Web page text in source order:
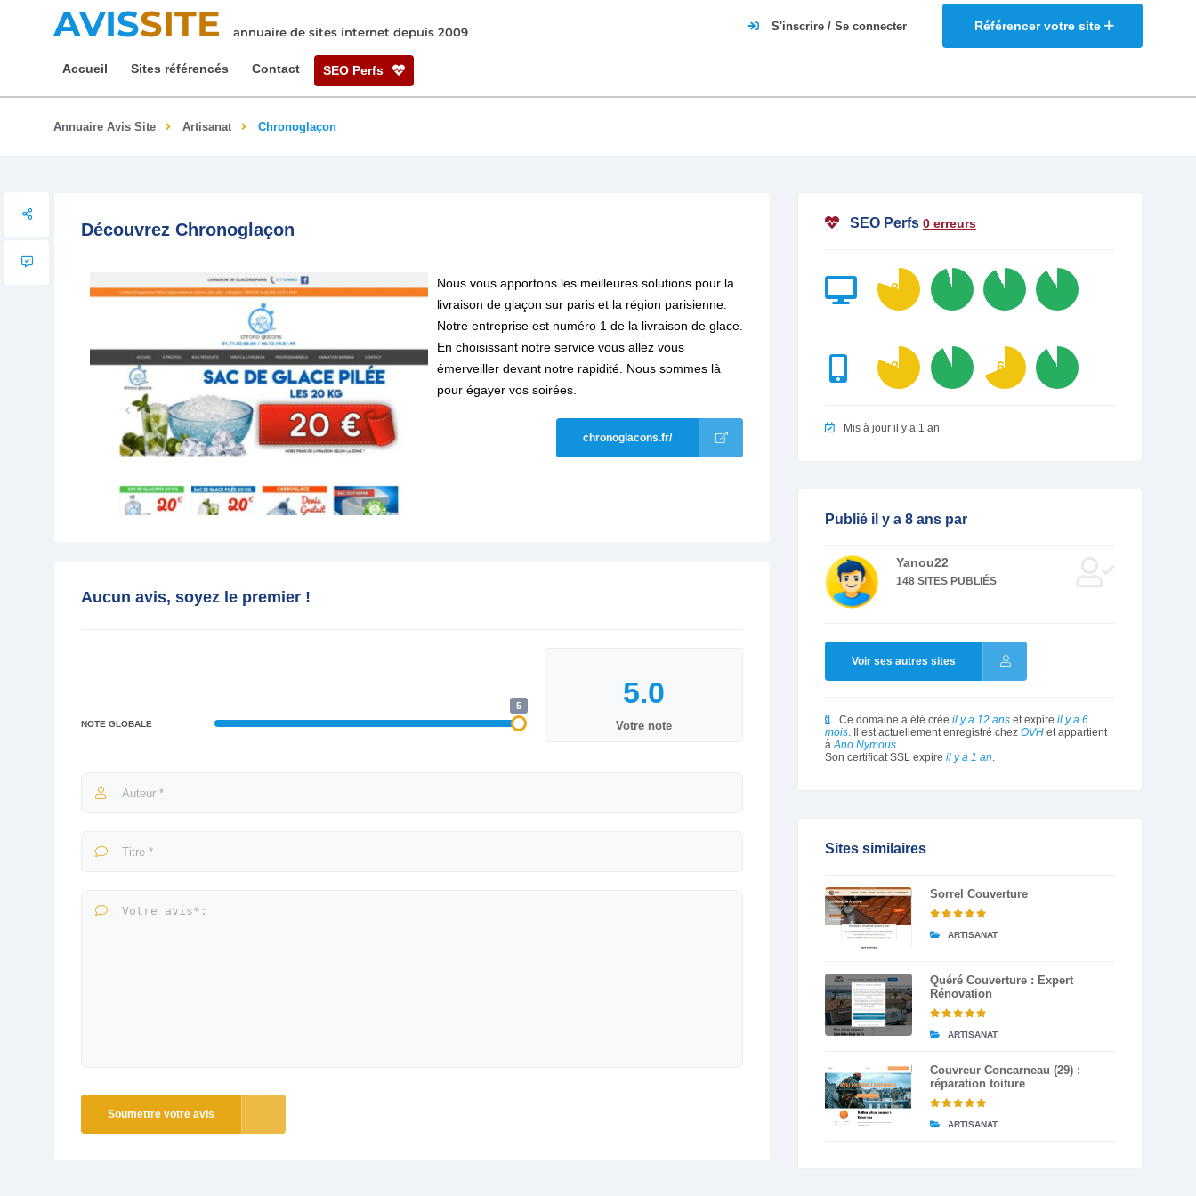
AVISSITE annuaire de sites internet depuis 2009 Référencer votre site
S'inscrire / Se connecter
Accueil Sites référencés Contact SEO Perfs
Annuaire Avis Site Artisanat Chronoglaçon
Découvrez Chronoglaçon
Nous vous apportons les meilleures solutions pour la
livraison de glaçon sur paris et la région parisienne.
Notre entreprise est numéro 1 de la livraison de glace.
En choisissant notre service vous allez vous
émerveiller devant notre rapidité. Nous sommes là
pour égayer vos soirées.
chronoglacons.fr/
Aucun avis, soyez le premier !
NOTE GLOBALE
5
Votre note
Soumettre votre avis
SEO Perfs 0 erreurs
80 96 93 92
81 93 69 92
Mis à jour il y a 1 an
Publié il y a 8 ans par
Yanou22
148 SITES PUBLIÉS
Voir ses autres sites
Ce domaine a été crée il y a 12 ans et expire il y a 6
mois. Il est actuellement enregistré chez OVH et appartient
àAno Nymous.
Son certificat SSL expire il y a 1 an.
Sites similaires
Sorrel Couverture
ARTISANAT
Quéré Couverture : Expert
Rénovation
ARTISANAT
Couvreur Concarneau (29) :
réparation toiture
ARTISANAT